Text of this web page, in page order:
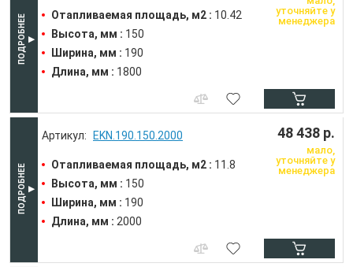
Отапливаемая площадь, м2 : 10.42
Высота, мм : 150
Ширина, мм : 190
Длина, мм : 1800
уточняйте у
менеджера
EKN.190.150.2000
Отапливаемая площадь, м2 : 11.8
Высота, мм : 150
Ширина, мм : 190
Длина, мм : 2000
48 438 р.
мало,
уточняйте у
менеджера